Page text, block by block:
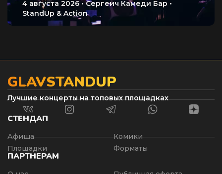
GLAVSTANDUP
Лучшие концерты на топовых площадках
СТЕНДАП
Афиша
Площадки
Комики
Форматы
ПАРТНЕРАМ